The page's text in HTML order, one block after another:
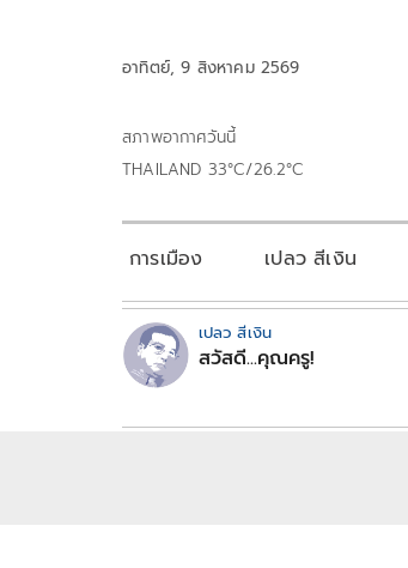
อาทิตย์, 9 สิงหาคม 2569
สภาพอากาศวันนี้
THAILAND 33°C/26.2°C
การเมือง เปลว สีเงิน
เปลว สีเงิน
สวัสดี...คุณครู!